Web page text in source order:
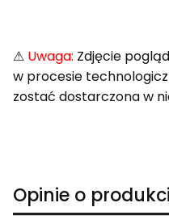
⚠ Uwaga: Zdjęcie
w procesie
zostać dostarczona w
Opinie o